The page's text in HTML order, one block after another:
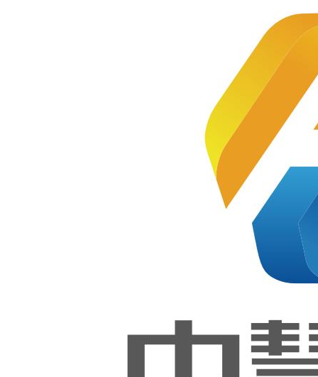
2025年
Python
程序开
发职业
技能等
级证书
第一次
全国统
考成功
举行！
1+X证
Python
程序开
发职业